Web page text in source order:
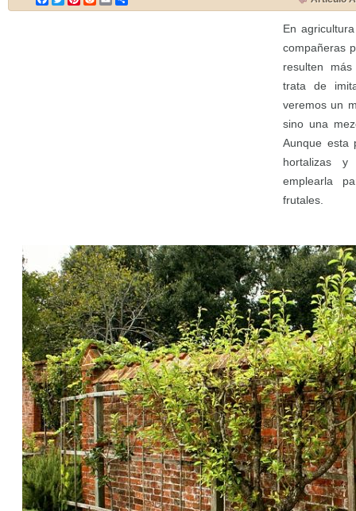
En
compañeras
resulten
trata de
veremos un
sino una
Aunque esta
hortalizas y
emplearla
frutales.